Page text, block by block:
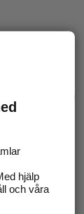
hjälp
och våra